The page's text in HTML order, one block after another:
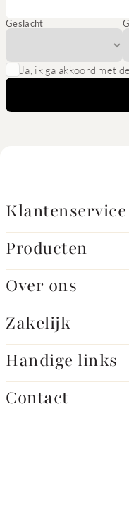
Geslacht
Ja, ik ga akkoord met de
Klantenservice
Producten
Over ons
Zakelijk
Handige links
Contact